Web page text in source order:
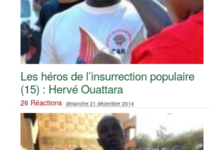
Les héros de l’insurrection populaire
(15) : Hervé Ouattara
26 Réactions dimanche 21 décembre 2014